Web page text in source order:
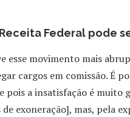
Federal pode
esse movimento mais
cargos em comissão. É
pois a insatisfação é muito
exoneração], mas, pela